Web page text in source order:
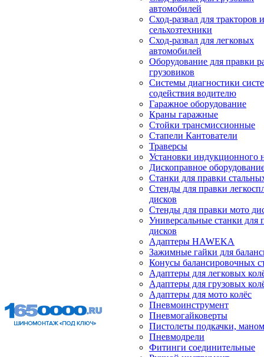
автомобилей
Сход-развал для тракторов и
сельхозтехники
Сход-развал для легковых
автомобилей
Оборудование для правки
грузовиков
Системы диагностики
содействия водителю
Гаражное оборудование
Краны гаражные
Стойки трансмиссионные
Стапели Кантователи
Траверсы
Установки индукционного
Дископравное
Станки для правки
Стенды для правки
дисков
Стенды для правки мото
Универсальные станки для
дисков
Адаптеры HAWEKA
Зажимные гайки для
Конусы балансировочных
Адаптеры для легковых
Адаптеры для грузовых
Адаптеры для мото колёс
Пневмоинструмент
Пневмогайковерты
Пистолеты подкачки,
Пневмодрели
Фитинги соединительные